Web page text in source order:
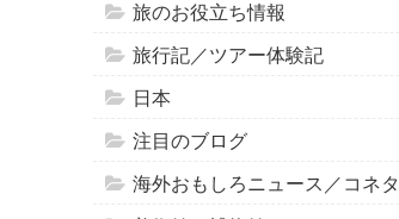
旅のお役立ち情報
旅行記／ツアー体験記
日本
注目のブログ
海外おもしろニュース／コネタ